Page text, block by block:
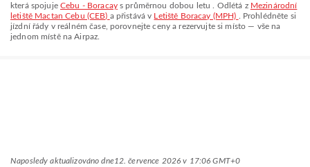
která spojuje Cebu - Boracays průměrnou dobou letu . Odlétá z Mezinárodní
letiště Mactan Cebu (CEB) a přistává v Letiště Boracay (MPH)
. Prohlédněte si
jízdní řády v reálném čase, porovnejte ceny a rezervujte si místo — vše na
jednom místě na Airpaz.
Naposledy aktualizováno dne12. července 2026 v 17:06 GMT+0